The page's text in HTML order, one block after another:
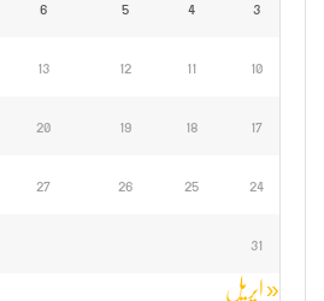
3
4
5
6
10
11
12
13
17
18
19
20
24
25
26
27
31
« اپریل